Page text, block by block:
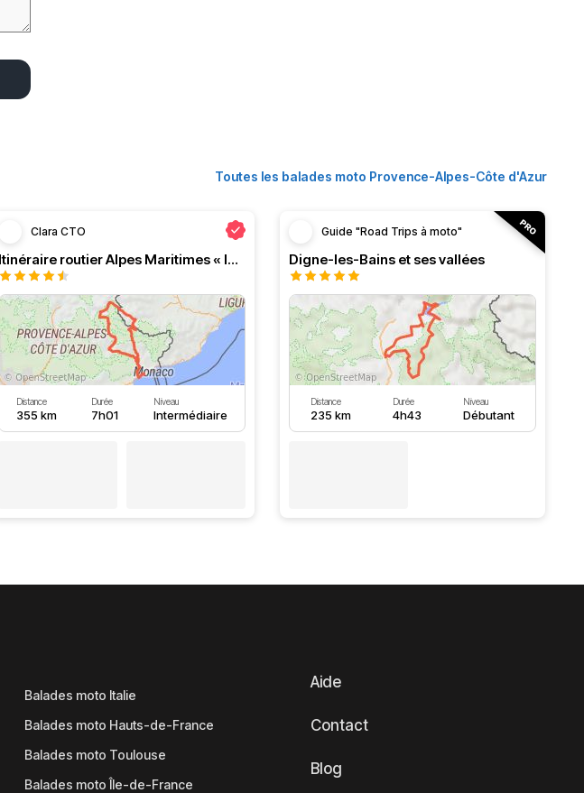
Toutes les balades moto Provence-Alpes-Côte d'Azur
Clara CTO
Itinéraire routier Alpes Maritimes « la classique »
Distance
355 km
Durée
7h01
Niveau
Intermédiaire
Guide "Road Trips à moto"
Digne-les-Bains et ses vallées
Distance
235 km
Durée
4h43
Niveau
Débutant
Balades moto Italie
Balades moto Hauts-de-France
Balades moto Toulouse
Balades moto Île-de-France
Aide
Contact
Blog